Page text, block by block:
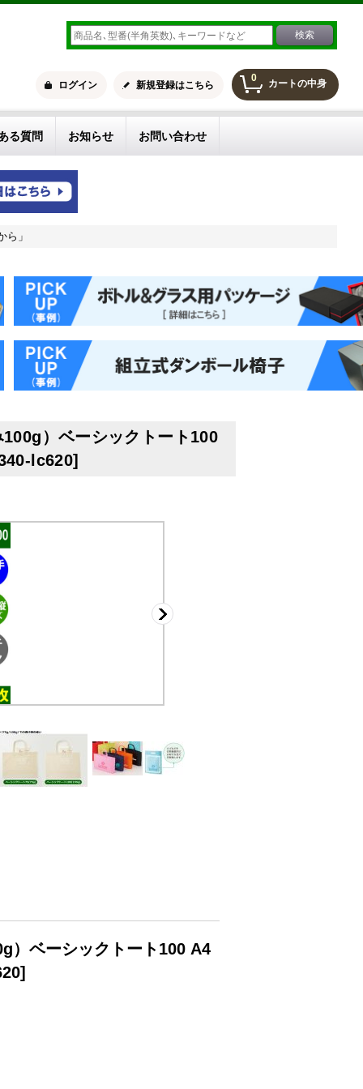
0 カートの中身
ログイン 新規登録はこちら
る質問 お知らせ お問い合わせ
」
）ベーシックトート100
lc620]
）ベーシックトート100 A4
]